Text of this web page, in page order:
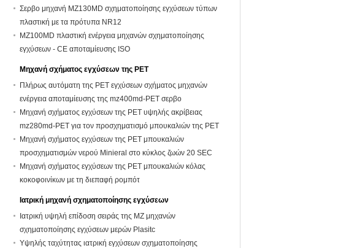
Σερβο μηχανή MZ130MD σχηματοποίησης εγχύσεων τύπων
πλαστική με τα πρότυπα NR12
MZ100MD πλαστική ενέργεια μηχανών σχηματοποίησης
εγχύσεων - CE αποταμίευσης ISO
Μηχανή σχήματος εγχύσεων της PET
Πλήρως αυτόματη της PET εγχύσεων σχήματος μηχανών
ενέργεια αποταμίευσης της mz400md-PET σερβο
Μηχανή σχήματος εγχύσεων της PET υψηλής ακρίβειας
mz280md-PET για τον προσχηματισμό μπουκαλιών της PET
Μηχανή σχήματος εγχύσεων της PET μπουκαλιών
προσχηματισμών νερού Minieral στο κύκλος ζωών 20 SEC
Μηχανή σχήματος εγχύσεων της PET μπουκαλιών κόλας
κοκοφοινίκων με τη διεπαφή ρομπότ
Ιατρική μηχανή σχηματοποίησης εγχύσεων
Ιατρική υψηλή επίδοση σειράς της MZ μηχανών
σχηματοποίησης εγχύσεων μερών Plasitc
Υψηλής ταχύτητας ιατρική εγχύσεων σχηματοποίησης